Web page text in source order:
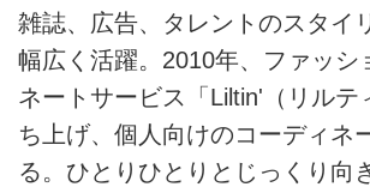
雑誌、広告、タレントのスタイ
幅広く活躍。2010年、ファッシ
ネートサービス「Liltin'（リルテ
ち上げ、個人向けのコーディネ
る。ひとりひとりとじっくり向